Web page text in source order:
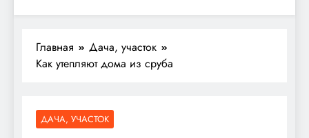
Главная
Дача, участок
Как утепляют дома из сруба
ДАЧА, УЧАСТОК